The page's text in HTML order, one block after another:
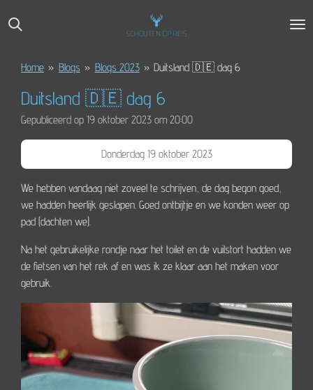
direct
Home » Blogs » Blogs 2023 » Duitsland 🇩🇪 dag 6
Duitsland 🇩🇪 dag 6
Gepubliceerd op 19 oktober 2023 om 20:00
Donderdag 19 oktober 2023
We hebben vandaag niet zoveel te schrijven, de dag begon goed,
we hadden heerlijk geslapen. Goed ontbijtje en we konden weer op
pad (dachten we).
Na het gebruikelijke rondje naar het toilet en de vuilstort hadden we
de fietsen van het rek af en was ik ze klaar aan het maken voor
gebruik.